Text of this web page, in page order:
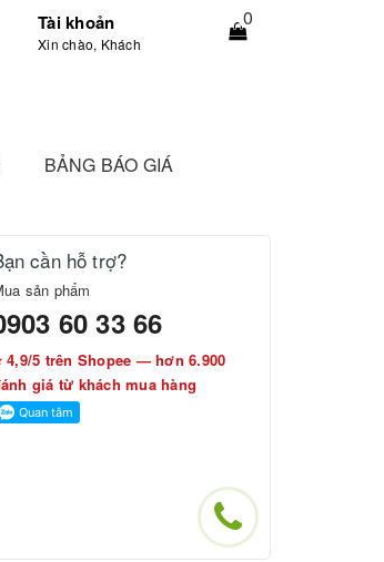
Tài khoản
Xin chào, Khách
0
BẢNG BÁO GIÁ
cần hỗ trợ?
sản phẩm
60 33 66
4,9/5 trên Shopee — hơn 6.900
giá từ khách mua hàng